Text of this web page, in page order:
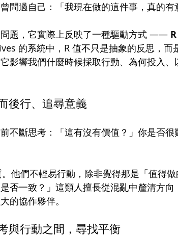
問過自己：「我現在做的這件事，真的有
題，它實際上反映了一種驅動方式 ——
的系統中，R 值不只是抽象的反思，而
影響我們什麼時候採取行動、為何投入
後行、追尋意義
不斷思考：「這有沒有價值？」你是否
他們不輕易行動，除非覺得那是「值得
是否一致？」這類人擅長從混亂中釐清方
的協作夥伴。
與行動之間，尋找平衡